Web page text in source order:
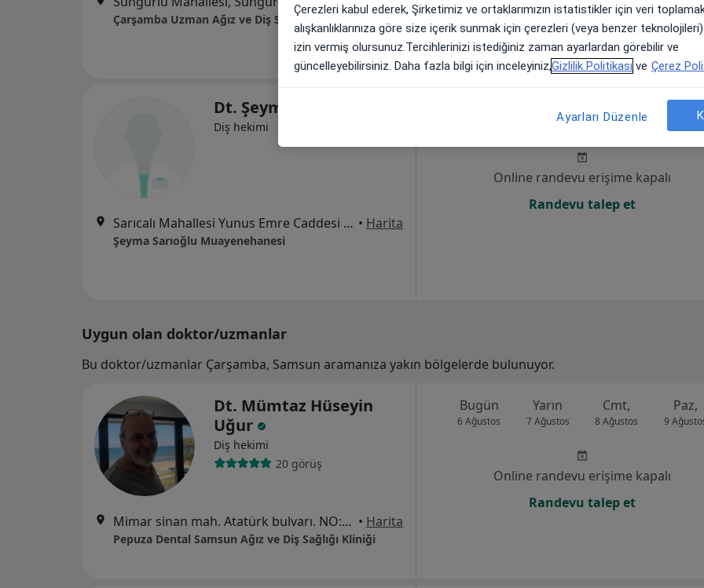
Çarşamba Uzman Ağız ve Diş Sağlığı Polikliniği
Dt. Şeyma Sarıoğlu
Diş hekimi
Sarıcalı Mahallesi Yunus Emre Caddesi Zübeyde Hanım Meydanı No:1 Kat:1 Sarıcalı, Samsun • Harita
Şeyma Sarıoğlu Muayenehanesi
7 Ağustos 8 Ağustos
Paz,
9
Online randevu erişime kapalı
Randevu talep et
Uygun olan doktor/uzmanlar
Bu doktor/uzmanlar Çarşamba, Samsun aramanıza yakın bölgelerde bulunuyor.
Dt. Mümtaz Hüseyin
Uğur
Diş hekimi
20 görüş
Mimar sinan mah. Atatürk bulvarı. NO:264/7, Samsun • Harita
Pepuza Dental Samsun Ağız ve Diş Sağlığı Kliniği
Bugün
6 Ağustos
Yarın
7 Ağustos
Cmt,
8 Ağustos
Paz,
9
Online randevu erişime kapalı
Randevu talep et
Çerezleri kabul ederek, Şirketimiz ve ortaklarımızın istatistikler için veri
alışkanlıklarınıza göre size içerik sunmak için çerezleri (veya benzer
izin vermiş olursunuz.Tercihlerinizi istediğiniz zaman ayarlardan görebilir ve
güncelleyebilirsiniz. Daha fazla bilgi için inceleyiniz,Gizlilik Politikası ve Çerez
Ayarları Düzenle